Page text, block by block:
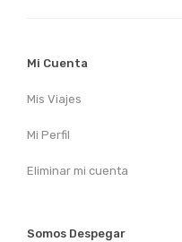
Mi Cuenta
Mis Viajes
Mi Perfil
Eliminar mi cuenta
Somos Despegar